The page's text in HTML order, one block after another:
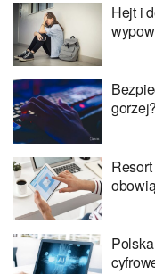
Hejt i
gorzej?